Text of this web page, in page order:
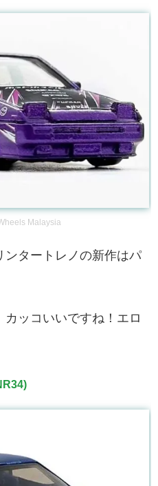
Malaysia
ンタートレノの新作はパ
ッコいいですね！エロ